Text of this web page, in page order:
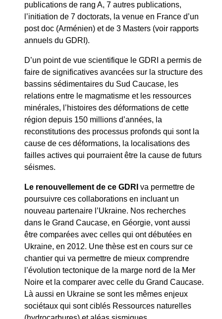
publications de rang A, 7 autres publications,
l’initiation de 7 doctorats, la venue en France d’un
post doc (Arménien) et de 3 Masters (voir rapports
annuels du GDRI).
D’un point de vue scientifique le GDRI a permis de
faire de significatives avancées sur la structure des
bassins sédimentaires du Sud Caucase, les
relations entre le magmatisme et les ressources
minérales, l’histoires des déformations de cette
région depuis 150 millions d’années, la
reconstitutions des processus profonds qui sont la
cause de ces déformations, la localisations des
failles actives qui pourraient être la cause de futurs
séismes.
Le renouvellement de ce GDRI va permettre de
poursuivre ces collaborations en incluant un
nouveau partenaire l’Ukraine. Nos recherches
dans le Grand Caucase, en Géorgie, vont aussi
être comparées avec celles qui ont débutées en
Ukraine, en 2012. Une thèse est en cours sur ce
chantier qui va permettre de mieux comprendre
l’évolution tectonique de la marge nord de la Mer
Noire et la comparer avec celle du Grand Caucase.
Là aussi en Ukraine se sont les mêmes enjeux
sociétaux qui sont ciblés Ressources naturelles